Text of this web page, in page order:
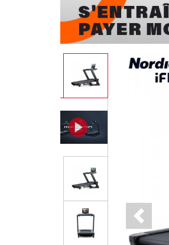
Previous